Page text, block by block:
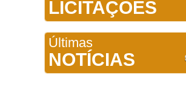
LICITAÇÕES
Últimas
NOTÍCIAS